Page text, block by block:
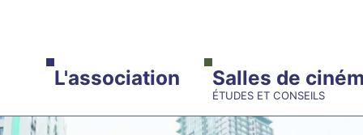
L'association Salles de